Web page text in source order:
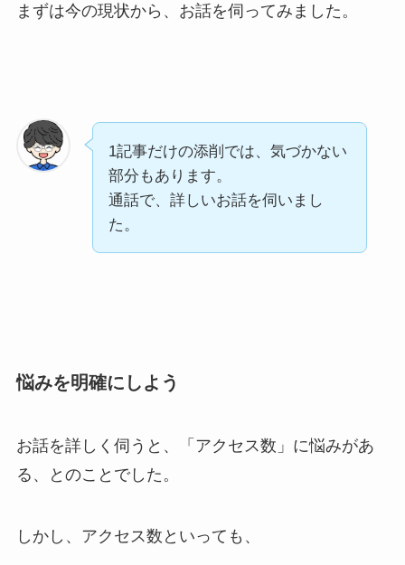
まずは今の現状から、お話を伺ってみました。
1記事だけの添削では、気づかない
部分もあります。
通話で、詳しいお話を伺いまし
た。
悩みを明確にしよう
お話を詳しく伺うと、 「アクセス数」 に悩みがあ
る、とのことでした。
しかし、アクセス数といっても、